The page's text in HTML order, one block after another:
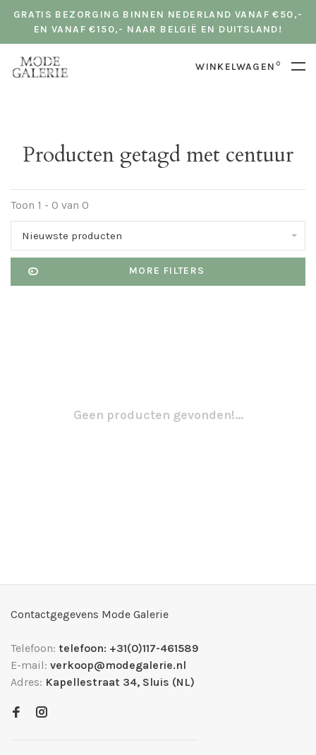
GRATIS BEZORGING BINNEN NEDERLAND VANAF €50,-
EN VANAF €150,- NAAR BELGIË EN DUITSLAND!
WINKELWAGEN 0
Producten getagd met centuur
Toon 1 - 0 van 0
Nieuwste producten
MORE FILTERS
Geen producten gevonden!...
Contactgegevens Mode Galerie
Telefoon: telefoon: +31(0)117-461589
E-mail: verkoop@modegalerie.nl
Adres: Kapellestraat 34, Sluis (NL)